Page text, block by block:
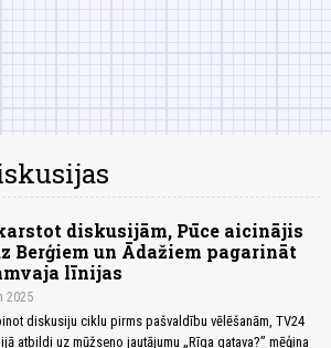
diskusijām, Pūce aicinājis
Berģiem un Ādažiem pagarināt
līnijas
2025
diskusiju ciklu pirms pašvaldību vēlēšanām, TV24
atbildi uz mūžseno jautājumu „Rīga gatava?” mēģina